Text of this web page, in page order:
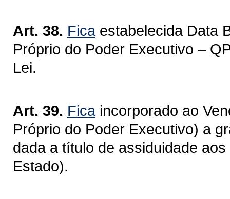
Art. 38. Ficaestabelecida Data
Próprio do Poder Executivo –
Lei.
Art. 39. Ficaincorporado ao
Próprio do Poder Executivo) a
dada a título de assiduidade
Estado).